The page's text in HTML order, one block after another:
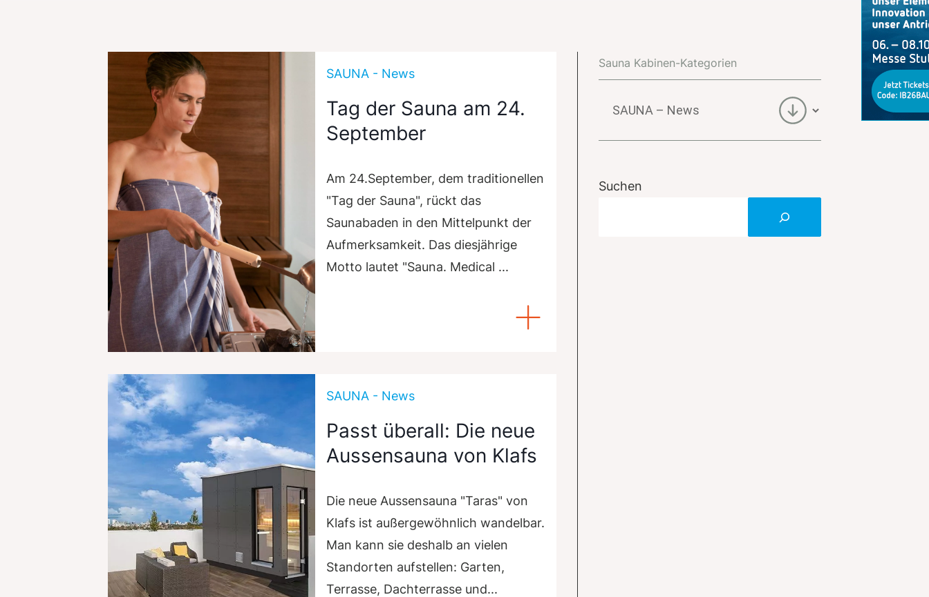
SAUNA - News
Tag der Sauna am 24.
September
Am 24.September, dem traditionellen
"Tag der Sauna", rückt das
Saunabaden in den Mittelpunkt der
Aufmerksamkeit. Das diesjährige
Motto lautet "Sauna. Medical ...
SAUNA - News
Passt überall: Die neue
Aussensauna von Klafs
Die neue Aussensauna "Taras" von
Klafs ist außergewöhnlich wandelbar.
Man kann sie deshalb an vielen
Standorten aufstellen: Garten,
Terrasse, Dachterrasse und...
Sauna Kabinen-Kategorien
Kabinen-
Suchen